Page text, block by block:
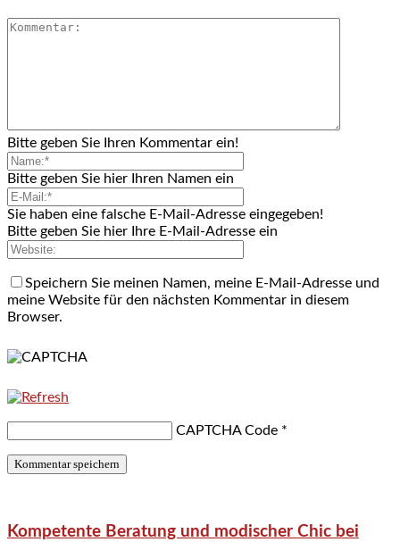
Bitte geben Sie Ihren Kommentar ein!
Bitte geben Sie hier Ihren Namen ein
Sie haben eine falsche E-Mail-Adresse eingegeben!
Bitte geben Sie hier Ihre E-Mail-Adresse ein
Speichern Sie meinen Namen, meine E-Mail-Adresse und
meine Website für den nächsten Kommentar in diesem
Browser.
CAPTCHA Code *
Kompetente Beratung und modischer Chic bei